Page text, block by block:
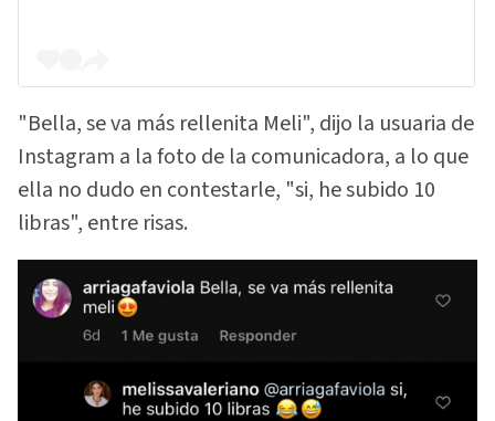
"Bella, se va más rellenita Meli", dijo la usuaria de
Instagram a la foto de la comunicadora, a lo que
ella no dudo en contestarle, "si, he subido 10
libras", entre risas.